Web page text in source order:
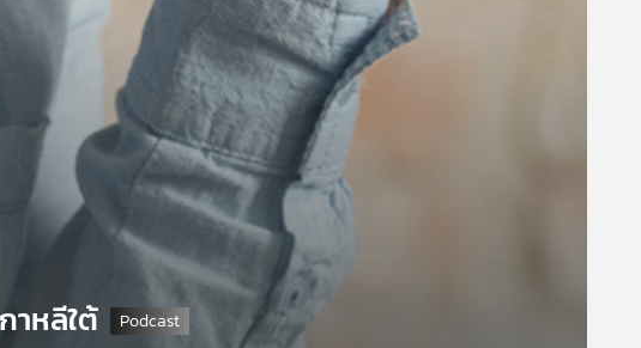
าหลีใต้